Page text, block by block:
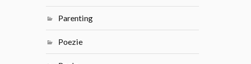
Parenting
Poezie